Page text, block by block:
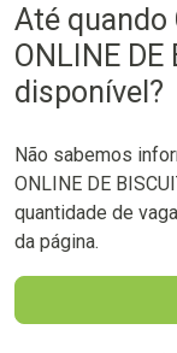
Até quando
ONLINE
disponível?
Não sabemos
ONLINE DE
quantidade de
da página.